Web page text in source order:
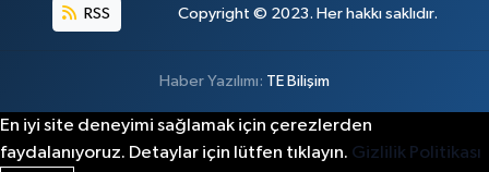
RSS Copyright © 2023. Her hakkı saklıdır.
Haber Yazılımı: TE Bilişim
En iyi site deneyimi sağlamak için çerezlerden
faydalanıyoruz. Detaylar için lütfen tıklayın. Gizlilik Politikası